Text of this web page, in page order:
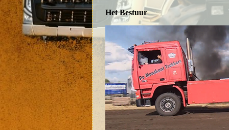
Het Bestuur